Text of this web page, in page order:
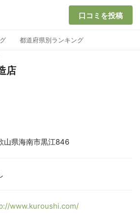
口コミを投稿
都道府県別ランキング
店
山県海南市黒江846
www.kuroushi.com/